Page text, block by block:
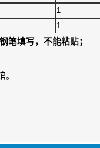
1
1
笔填写，不能粘贴；